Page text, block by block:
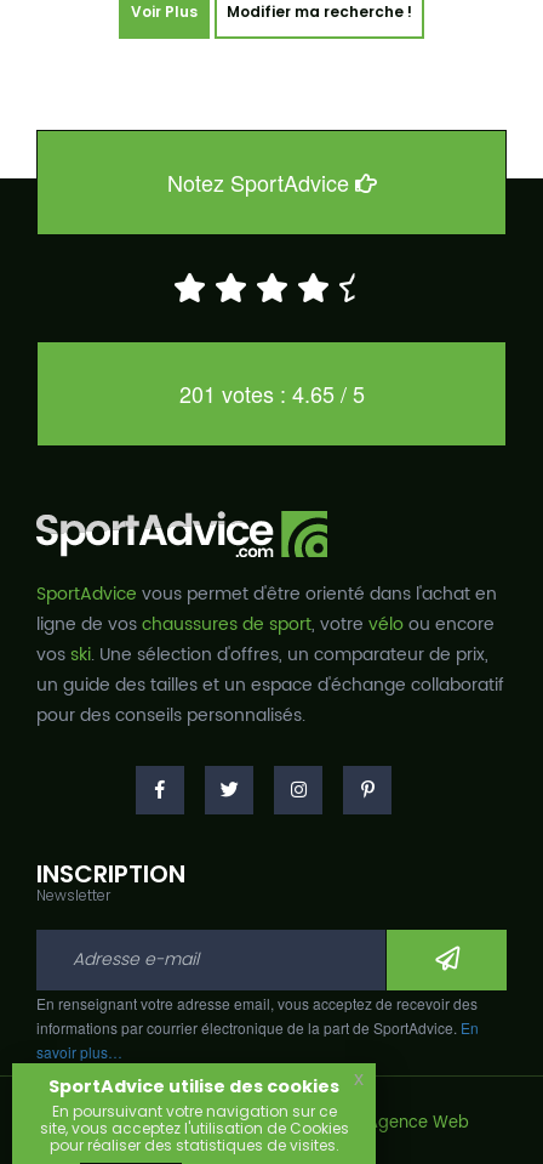
Voir Plus Modifier ma recherche !
Notez SportAdvice
201 votes : 4.65 / 5
SportAdvice vous permet d'être orienté dans l'achat en
ligne de voschaussures de sport, votre véloou encore
vosski. Une sélection d'offres, un comparateur de prix,
un guide des tailles et un espace d'échange collaboratif
pour des conseils personnalisés.
INSCRIPTION
Newsletter
En renseignant votre adresse email, vous acceptez de recevoir des
informations par courrier électronique de la part de SportAdvice. En
savoir plus…
Copyright © 2026, Développé avec par
Agence Web
Narobaz.
SportAdvice utilise des cookies
En poursuivant votre navigation sur ce
site, vous acceptez l'utilisation de Cookies
pour réaliser des statistiques de visites.
x